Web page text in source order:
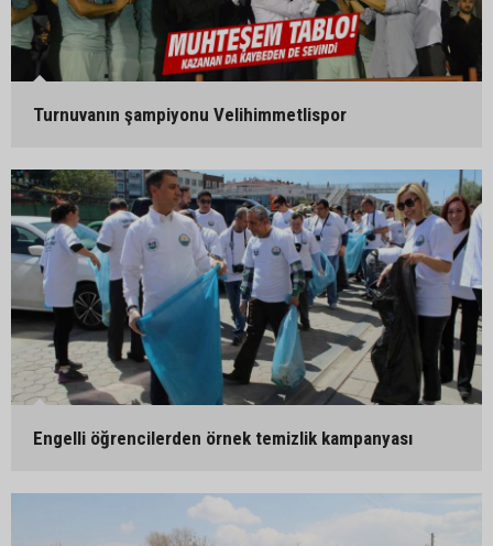
Turnuvanın şampiyonu Velihimmetlispor
Engelli öğrencilerden örnek temizlik kampanyası